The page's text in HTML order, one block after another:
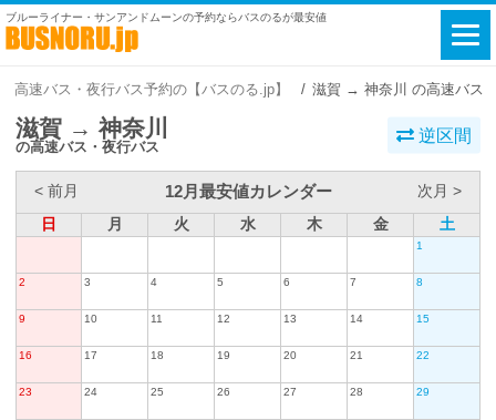
ブルーライナー・サンアンドムーンの予約ならバスのるが最安値
高速バス・夜行バス予約の【バスのる.jp】 滋賀 → 神奈川 の高速バス
滋賀 → 神奈川
の高速バス・夜行バス
逆区間
< 前月 12月最安値カレンダー
次月 >
日
月 火 水 木 金 土
1
2 3 4 5 6 7 8
9 10 11 12 13 14 15
16 17 18 19 20 21 22
23 24 25 26 27 28 29